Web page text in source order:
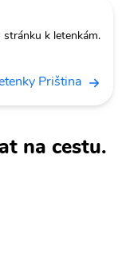
k letenkám.
Priština
na cestu.